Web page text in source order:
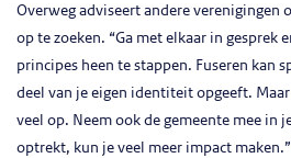
Overweg adviseert andere verenigingen
op te zoeken. “Ga met elkaar in gesprek
principes heen te stappen. Fuseren kan
deel van je eigen identiteit opgeeft.
veel op. Neem ook de gemeente mee in
optrekt, kun je veel meer impact